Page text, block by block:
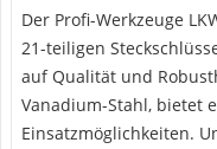
Der Profi-Werkzeuge
21-teiligen
auf Qualität und
Vanadium-Stahl, bietet
Einsatzmöglichkeiten.